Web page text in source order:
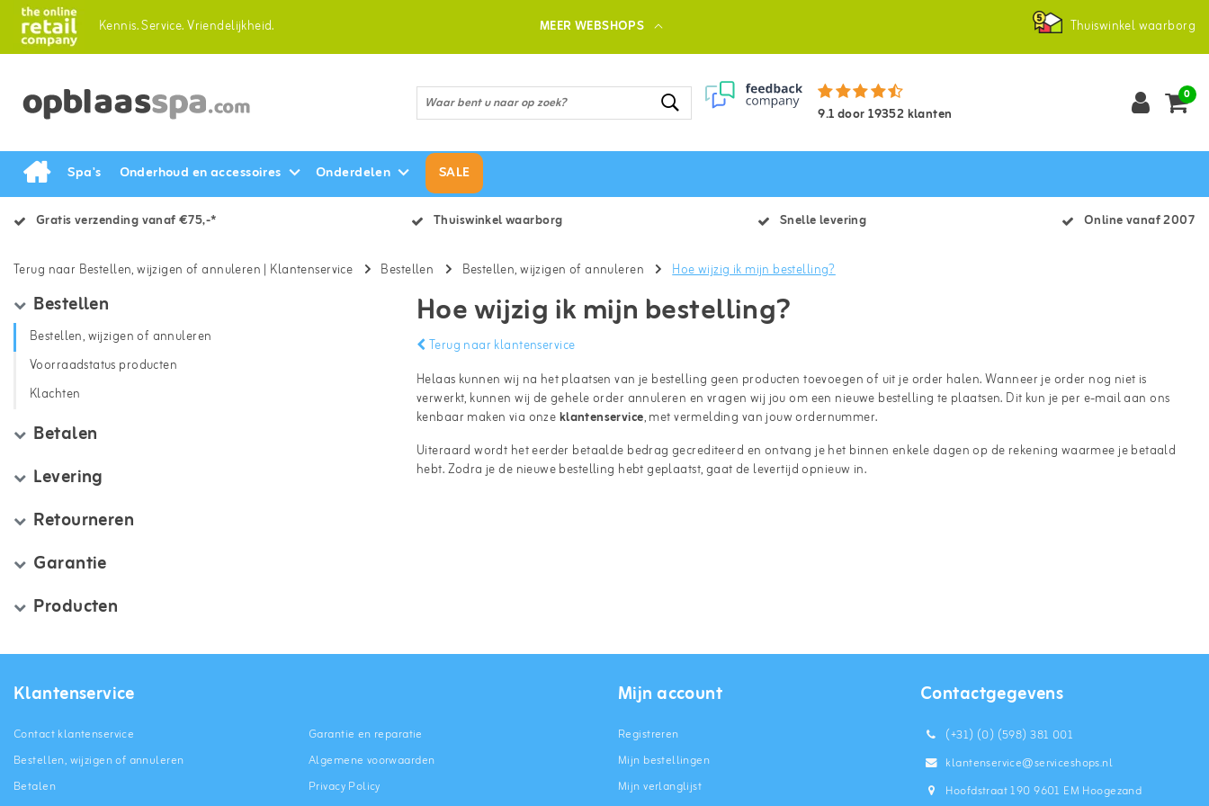
Kennis.Service.Vriendelijkheid. MEER WEBSHOPS Thuiswinkel waarborg
9.1door19352klanten
0
Spa's Onderhoud en accessoires Onderdelen SALE
Gratis verzending vanaf €75,-* Thuiswinkel waarborg Snelle levering Online vanaf 2007
Terug naar Bestellen, wijzigen of annuleren | Klantenservice Bestellen Bestellen, wijzigen of annuleren Hoe wijzig ik mijn bestelling?
Bestellen
Bestellen, wijzigen of annuleren
Voorraadstatus producten
Klachten
Betalen
Levering
Retourneren
Garantie
Producten
Hoe wijzig ik mijn bestelling?
Terug naar klantenservice
Helaas kunnen wij na het plaatsen van je bestelling geen producten toevoegen of uit je order halen. Wanneer je order nog niet is
verwerkt, kunnen wij de gehele order annuleren en vragen wij jou om een nieuwe bestelling te plaatsen. Dit kun je per e-mail aan ons
kenbaar maken via onzeklantenservice, met vermelding van jouw ordernummer.
Uiteraard wordt het eerder betaalde bedrag gecrediteerd en ontvang je het binnen enkele dagen op de rekening waarmee je betaald
hebt. Zodra je de nieuwe bestelling hebt geplaatst, gaat de levertijd opnieuw in.
Klantenservice
Contact klantenservice
Bestellen, wijzigen of annuleren
Betalen
Garantie en reparatie
Algemene voorwaarden
Privacy Policy
Mijn account
Registreren
Mijn bestellingen
Mijn verlanglijst
Contactgegevens
(+31) (0) (598) 381 001
klantenservice@serviceshops.nl
Hoofdstraat 190 9601 EM Hoogezand